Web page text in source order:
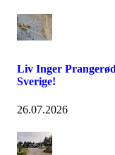
Liv Inger
Sverige!
26.07.2026